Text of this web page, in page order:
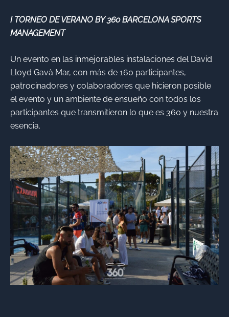
I TORNEO DE VERANO BY 360 BARCELONA SPORTS
MANAGEMENT
Un evento en las inmejorables instalaciones del David
Lloyd Gavà Mar, con más de 160 participantes,
patrocinadores y colaboradores que hicieron posible
el evento y un ambiente de ensueño con todos los
participantes que transmitieron lo que es 360 y nuestra
esencia.